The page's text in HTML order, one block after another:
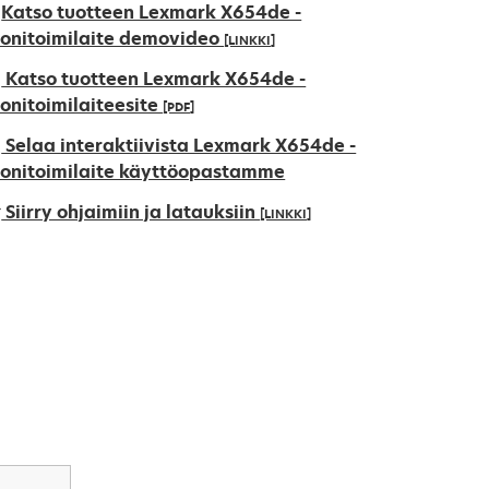
Katso tuotteen Lexmark X654de -
demovideo [LINKKI]
Katso tuotteen Lexmark X654de -
[PDF]
Selaa interaktiivista Lexmark X654de -
käyttöopastamme
Siirry ohjaimiin ja latauksiin [LINKKI]